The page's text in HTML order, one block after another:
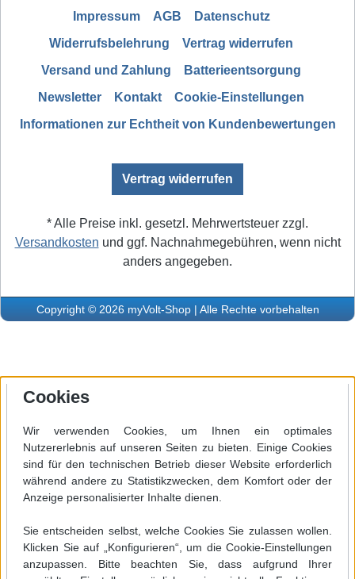
Impressum AGB
Datenschutz
Widerrufsbelehrung
Vertrag widerrufen
Versand und Zahlung
Batterieentsorgung
Newsletter
Kontakt
Cookie-Einstellungen
Informationen zur Echtheit von Kundenbewertungen
Vertrag widerrufen
* Alle Preise inkl. gesetzl. Mehrwertsteuer zzgl.
Versandkosten und ggf. Nachnahmegebühren, wenn nicht
anders angegeben.
Copyright © 2026 myVolt-Shop | Alle Rechte vorbehalten
Cookies
Wir verwenden Cookies, um Ihnen ein optimales
Nutzererlebnis auf unseren Seiten zu bieten. Einige Cookies
sind für den technischen Betrieb dieser Website erforderlich
während andere zu Statistikzwecken, dem Komfort oder der
Anzeige personalisierter Inhalte dienen.
Sie entscheiden selbst, welche Cookies Sie zulassen wollen.
Klicken Sie auf „Konfigurieren“, um die Cookie-Einstellungen
anzupassen. Bitte beachten Sie, dass aufgrund Ihrer